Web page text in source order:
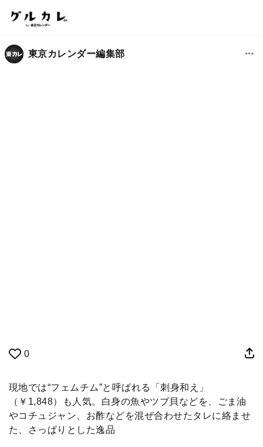
東京カレンダー編集部
0
現地では“フェムチム”と呼ばれる「刺身和え」
（￥1,848）も人気。白身の魚やツブ貝などを、ごま油
やコチュジャン、お酢などを混ぜ合わせたタレに絡ませ
た、さっぱりとした逸品